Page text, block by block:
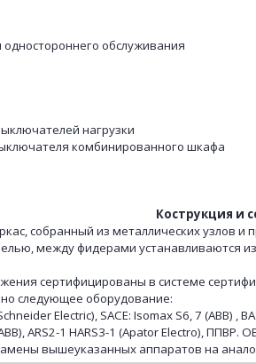
обслуживания
нагрузки
комбинированного шкафа
Кострукция и
собранный из металлических узлов
между фидерами устанавливаются
сертифицированы в системе
следующее оборудование:
Electric), SACE: Isomax S6, 7 (ABB) ,
ARS2-1 HARS3-1 (Apator Electro), ППВР.
вышеуказанных аппаратов на